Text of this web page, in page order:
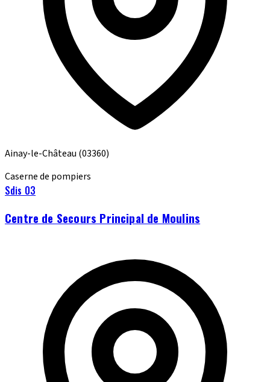
Ainay-le-Château (03360)
Caserne de pompiers
Sdis 03
Centre de Secours Principal de Moulins